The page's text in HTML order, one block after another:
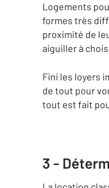
Logements
formes très
proximité de
aiguiller à
Fini les loyers
de tout pour
tout est fait
3 -